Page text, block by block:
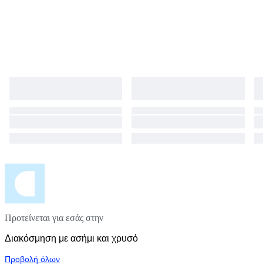
Προτείνεται για εσάς στην
Διακόσμηση με ασήμι και χρυσό
Προβολή όλων